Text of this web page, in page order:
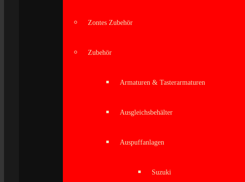
Zontes Zubehör
Zubehör
Armaturen & Tasterarmaturen
Ausgleichsbehälter
Auspuffanlagen
Suzuki